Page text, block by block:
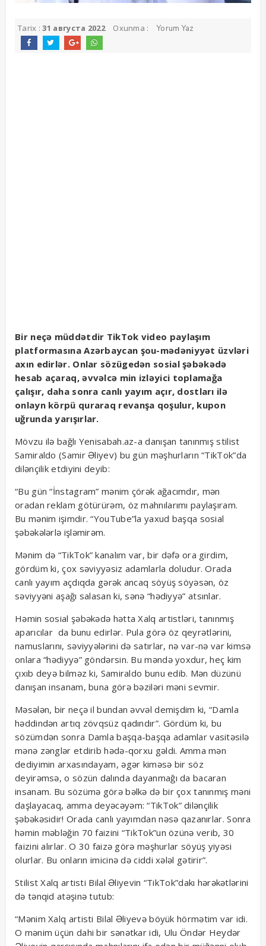
Tarix :31 августа 2022 Oxunma : Yorum Yaz
Bir neçə müddətdir TikTok video paylaşım
platformasına Azərbaycan şou-mədəniyyət üzvləri
axın edirlər. Onlar sözügedən sosial şəbəkədə
hesab açaraq, əvvəlcə min izləyici toplamağa
çalışır, daha sonra canlı yayım açır, dostları ilə
onlayn körpü quraraq revanşa qoşulur, kupon
uğrunda yarışırlar.
Mövzu ilə bağlı Yenisabah.az-a danışan tanınmış stilist
Samiraldo (Samir Əliyev) bu gün məşhurların “TikTok”da
dilənçilik etdiyini deyib:
“Bu gün “İnstagram” mənim çörək ağacımdır, mən
oradan reklam götürürəm, öz mahnılarımı paylaşıram.
Bu mənim işimdir. “YouTube”la yaxud başqa sosial
şəbəkələrlə işləmirəm.
Mənim də “TikTok” kanalım var, bir dəfə ora girdim,
gördüm ki, çox səviyyəsiz adamlarla doludur. Orada
canlı yayım açdıqda gərək ancaq söyüş söyəsən, öz
səviyyəni aşağı salasan ki, sənə “hədiyyə” atsınlar.
Həmin sosial şəbəkədə hətta Xalq artistləri, tanınmış
aparıcılar da bunu edirlər. Pula görə öz qeyrətlərini,
namuslarını, səviyyələrini də satırlar, nə var-nə var kimsə
onlara “hədiyyə” göndərsin. Bu məndə yoxdur, heç kim
çıxıb deyə bilməz ki, Samiraldo bunu edib. Mən düzünü
danışan insanam, buna görə bəziləri məni sevmir.
Məsələn, bir neçə il bundan əvvəl demişdim ki, “Damla
həddindən artıq zövqsüz qadındır”. Gördüm ki, bu
sözümdən sonra Damla başqa-başqa adamlar vasitəsilə
mənə zənglər etdirib hədə-qorxu gəldi. Amma mən
dediyimin arxasındayam, əgər kiməsə bir söz
deyirəmsə, o sözün dalında dayanmağı da bacaran
insanam. Bu sözümə görə bəlkə də bir çox tanınmış məni
daşlayacaq, amma deyəcəyəm: “TikTok” dilənçilik
şəbəkəsidir! Orada canlı yayımdan nəsə qazanırlar. Sonra
həmin məbləğin 70 faizini “TikTok”un özünə verib, 30
faizini alırlar. O 30 faizə görə məşhurlar söyüş yiyəsi
olurlar. Bu onların imicinə də ciddi xələl gətirir”.
Stilist Xalq artisti Bilal Əliyevin “TikTok”dakı hərəkətlərini
də tənqid atəşinə tutub:
“Mənim Xalq artisti Bilal Əliyevə böyük hörmətim var idi.
O mənim üçün dahi bir sənətkar idi, Ulu Öndər Heydər